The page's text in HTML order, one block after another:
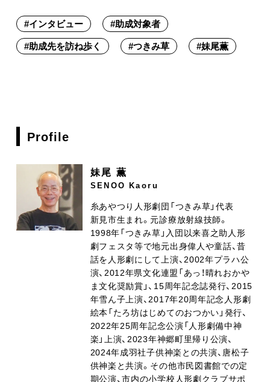
#インタビュー #助成対象者
#助成先を訪ね歩く #つきみ草 #妹尾薫
Profile
妹尾 薫
SENOO Kaoru
糸あやつり人形劇団「つきみ草」代表
新見市生まれ。元診療放射線技師。
1998年「つきみ草」入団以来喜之助人形
劇フェスタ等で地元出身偉人や童話、昔
話を人形劇にして上演、2002年プラハ公
演、 2012年県文化連盟「あっ！晴れおかや
ま文化奨励賞」、 15周年記念誌発行、2015
年雪ん子上演、2017年20周年記念人形劇
絵本「たろ坊はじめてのおつかい」発行、
2022年25周年記念公演「人形劇備中神
楽」上演、2023年神郷町里帰り公演、
2024年成羽社子供神楽との共演、唐松子
供神楽と共演。その他市民図書館での定
期公演、市内の小学校人形劇クラブサポ